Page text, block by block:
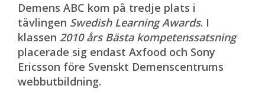
Demens ABC kom på tredje plats i
tävlingen Swedish Learning Awards. I
klassen 2010 års Bästa kompetenssatsning
placerade sig endast Axfood och Sony
Ericsson före Svenskt Demenscentrums
webbutbildning.